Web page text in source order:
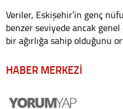
Veriler, Eskişehir’in genç
benzer seviyede ancak genel
bir ağırlığa sahip olduğunu
HABER MERKEZİ